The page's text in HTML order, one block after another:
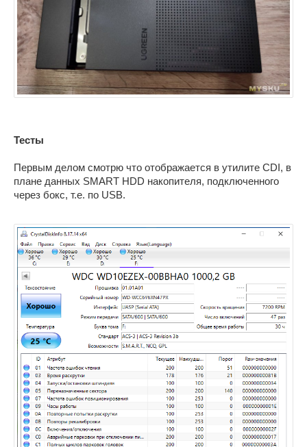
Тесты
Первым делом смотрю что отображается в утилите CDI, в
плане данных SMART HDD накопителя, подключенного
через бокс, т.е. по USB.